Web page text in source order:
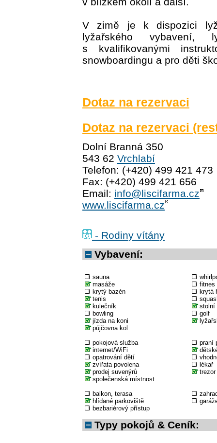
V zimě je k dispozici
lyžařského vybavení,
s kvalifikovanými
snowboardingu a pro děti
Dotaz na rezervaci
Dotaz na rezervaci
Dolní Branná 350
543 62 Vrchlabí
Telefon: (+420) 499 421 473
Fax: (+420) 499 421 656
Email: info@liscifarma.cz
www.liscifarma.cz
- Rodiny vítány
Vybavení:
sauna
masáže
fitnes
krytý bazén
krytá
tenis
kulečník
stolní
bowling
golf
jízda na koni
půjčovna kol
pokojová služba
praní
internet/WiFi
opatrování dětí
zvířata povolena
lékař
prodej suvenýrů
trezor
společenská místnost
balkon, terasa
hlídané parkoviště
bezbariérový přístup
Typy pokojů & Ceník: